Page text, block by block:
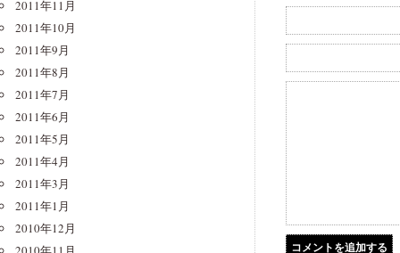
2011年11月
2011年10月
2011年9月
2011年8月
2011年7月
2011年6月
2011年5月
2011年4月
2011年3月
2011年1月
2010年12月